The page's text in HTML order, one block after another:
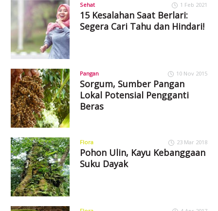
Sehat 1 Feb 2021
15 Kesalahan Saat Berlari:
Segera Cari Tahu dan Hindari!
Pangan 10 Nov 2015
Sorgum, Sumber Pangan
Lokal Potensial Pengganti
Beras
Flora 23 Mar 2018
Pohon Ulin, Kayu Kebanggaan
Suku Dayak